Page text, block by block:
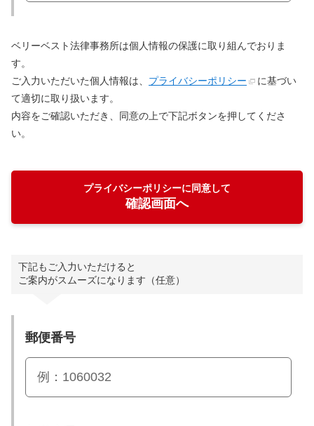
ベリーベスト法律事務所は個人情報の保護に取り組んでおりま
す。
ご入力いただいた個人情報は、 プライバシーポリシー
に基づい
て適切に取り扱います。
内容をご確認いただき、同意の上で下記ボタンを押してくださ
い。
プライバシーポリシーに同意して
確認画面へ
下記もご入力いただけると
ご案内がスムーズになります（任意）
郵便番号